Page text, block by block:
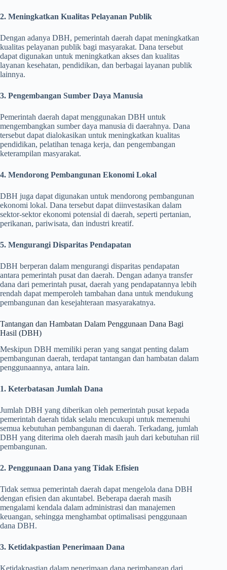
2. Meningkatkan Kualitas Pelayanan Publik
Dengan adanya DBH, pemerintah daerah dapat meningkatkan
kualitas pelayanan publik bagi masyarakat. Dana tersebut
dapat digunakan untuk meningkatkan akses dan kualitas
layanan kesehatan, pendidikan, dan berbagai layanan publik
lainnya.
3. Pengembangan Sumber Daya Manusia
Pemerintah daerah dapat menggunakan DBH untuk
mengembangkan sumber daya manusia di daerahnya. Dana
tersebut dapat dialokasikan untuk meningkatkan kualitas
pendidikan, pelatihan tenaga kerja, dan pengembangan
keterampilan masyarakat.
4. Mendorong Pembangunan Ekonomi Lokal
DBH juga dapat digunakan untuk mendorong pembangunan
ekonomi lokal. Dana tersebut dapat diinvestasikan dalam
sektor-sektor ekonomi potensial di daerah, seperti pertanian,
perikanan, pariwisata, dan industri kreatif.
5. Mengurangi Disparitas Pendapatan
DBH berperan dalam mengurangi disparitas pendapatan
antara pemerintah pusat dan daerah. Dengan adanya transfer
dana dari pemerintah pusat, daerah yang pendapatannya lebih
rendah dapat memperoleh tambahan dana untuk mendukung
pembangunan dan kesejahteraan masyarakatnya.
Tantangan dan Hambatan Dalam Penggunaan Dana Bagi
Hasil (DBH)
Meskipun DBH memiliki peran yang sangat penting dalam
pembangunan daerah, terdapat tantangan dan hambatan dalam
penggunaannya, antara lain.
1. Keterbatasan Jumlah Dana
Jumlah DBH yang diberikan oleh pemerintah pusat kepada
pemerintah daerah tidak selalu mencukupi untuk memenuhi
semua kebutuhan pembangunan di daerah. Terkadang, jumlah
DBH yang diterima oleh daerah masih jauh dari kebutuhan riil
pembangunan.
2. Penggunaan Dana yang Tidak Efisien
Tidak semua pemerintah daerah dapat mengelola dana DBH
dengan efisien dan akuntabel. Beberapa daerah masih
mengalami kendala dalam administrasi dan manajemen
keuangan, sehingga menghambat optimalisasi penggunaan
dana DBH.
3. Ketidakpastian Penerimaan Dana